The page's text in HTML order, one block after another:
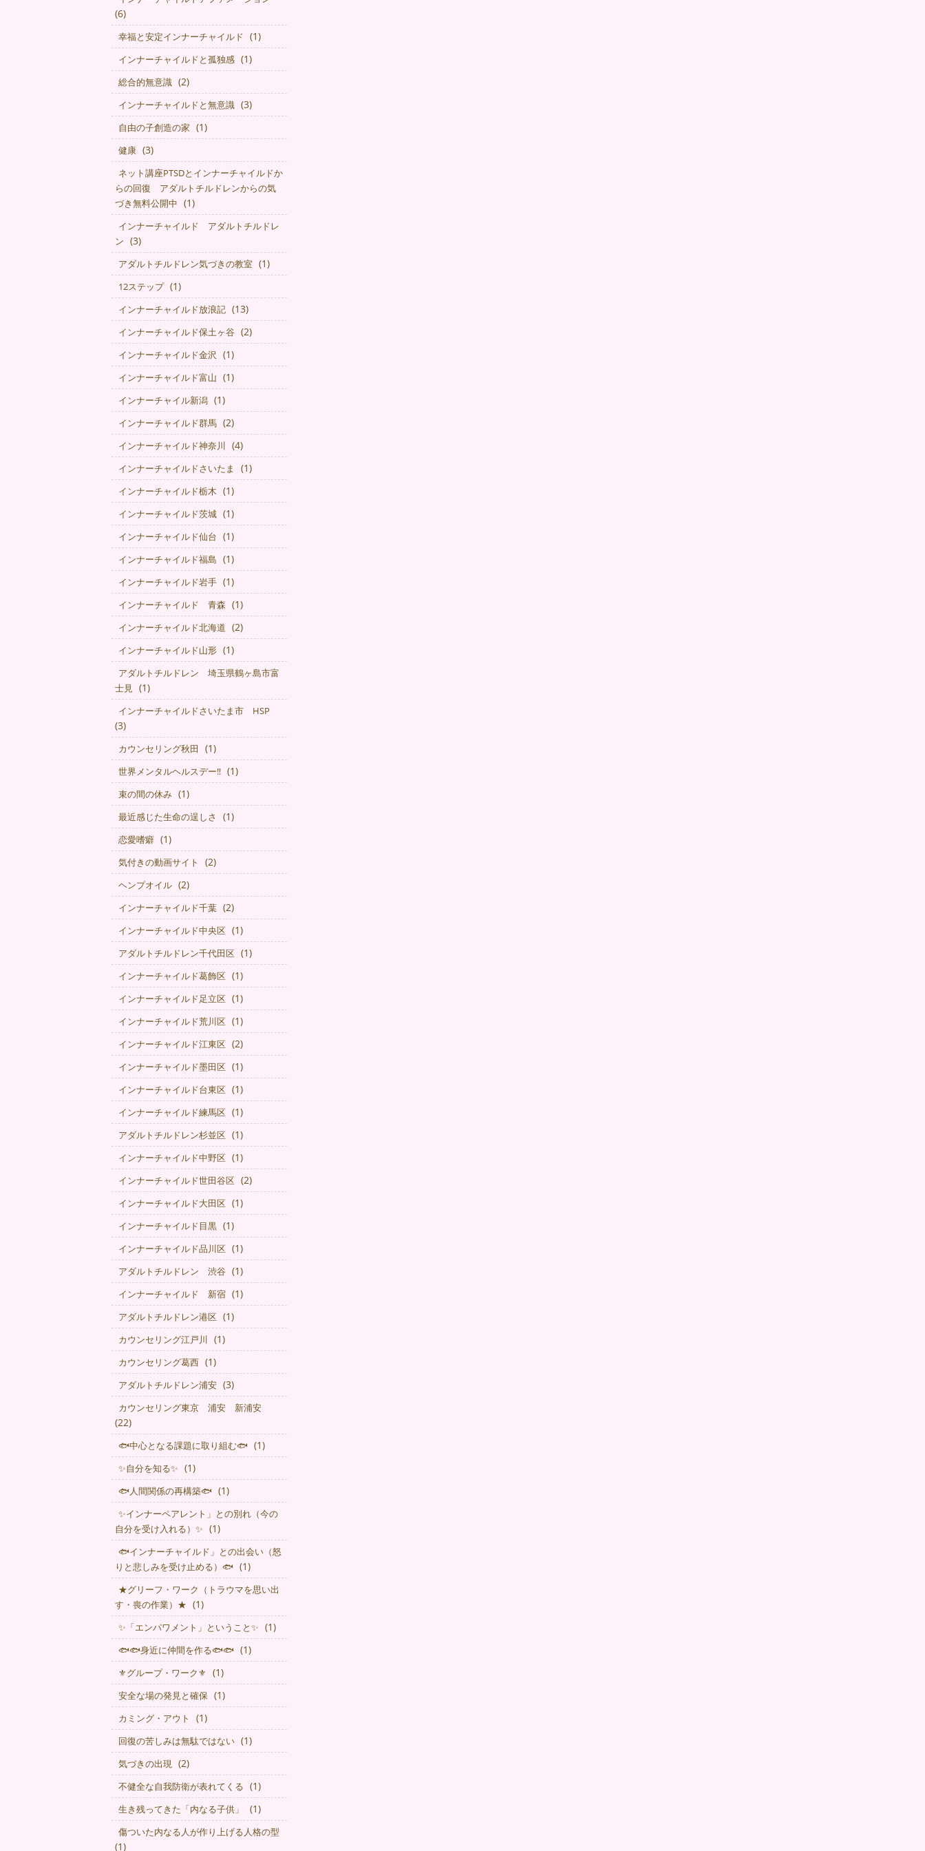
(6)
幸福と安定インナーチャイルド (1)
インナーチャイルドと孤独感 (1)
総合的無意識 (2)
インナーチャイルドと無意識 (3)
自由の子創造の家 (1)
健康 (3)
ネット講座PTSDとインナーチャイルドか
らの回復 アダルトチルドレンからの気
づき無料公開中 (1)
インナーチャイルド アダルトチルドレ
ン (3)
アダルトチルドレン気づきの教室 (1)
12ステップ (1)
インナーチャイルド放浪記 (13)
インナーチャイルド保土ヶ谷 (2)
インナーチャイルド金沢 (1)
インナーチャイルド富山 (1)
インナーチャイル新潟 (1)
インナーチャイルド群馬 (2)
インナーチャイルド神奈川 (4)
インナーチャイルドさいたま (1)
インナーチャイルド栃木 (1)
インナーチャイルド茨城 (1)
インナーチャイルド仙台 (1)
インナーチャイルド福島 (1)
インナーチャイルド岩手 (1)
インナーチャイルド 青森 (1)
インナーチャイルド北海道 (2)
インナーチャイルド山形 (1)
アダルトチルドレン 埼玉県鶴ヶ島市富
士見 (1)
インナーチャイルドさいたま市 HSP
(3)
カウンセリング秋田 (1)
世界メンタルヘルスデー‼️ (1)
束の間の休み (1)
最近感じた生命の逞しさ (1)
恋愛嗜癖 (1)
気付きの動画サイト (2)
ヘンプオイル (2)
インナーチャイルド千葉 (2)
インナーチャイルド中央区 (1)
アダルトチルドレン千代田区 (1)
インナーチャイルド葛飾区 (1)
インナーチャイルド足立区 (1)
インナーチャイルド荒川区 (1)
インナーチャイルド江東区 (2)
インナーチャイルド墨田区 (1)
インナーチャイルド台東区 (1)
インナーチャイルド練馬区 (1)
アダルトチルドレン杉並区 (1)
インナーチャイルド中野区 (1)
インナーチャイルド世田谷区 (2)
インナーチャイルド大田区 (1)
インナーチャイルド目黒 (1)
インナーチャイルド品川区 (1)
アダルトチルドレン 渋谷 (1)
インナーチャイルド 新宿 (1)
アダルトチルドレン港区 (1)
カウンセリング江戸川 (1)
カウンセリング葛西 (1)
アダルトチルドレン浦安 (3)
カウンセリング東京 浦安 新浦安
(22)
🐟中心となる課題に取り組む🐟 (1)
✨自分を知る✨ (1)
🐟人間関係の再構築🐟 (1)
✨インナーペアレント」との別れ（今の
自分を受け入れる）✨ (1)
🐟インナーチャイルド」との出会い（怒
りと悲しみを受け止める）🐟 (1)
★グリーフ・ワーク（トラウマを思い出
す・喪の作業）★ (1)
✨「エンパワメント」ということ✨ (1)
🐟🐟身近に仲間を作る🐟🐟 (1)
⚜グループ・ワーク⚜ (1)
安全な場の発見と確保 (1)
カミング・アウト (1)
回復の苦しみは無駄ではない (1)
気づきの出現 (2)
不健全な自我防衛が表れてくる (1)
生き残ってきた「内なる子供」 (1)
傷ついた内なる人が作り上げる人格の型
(1)